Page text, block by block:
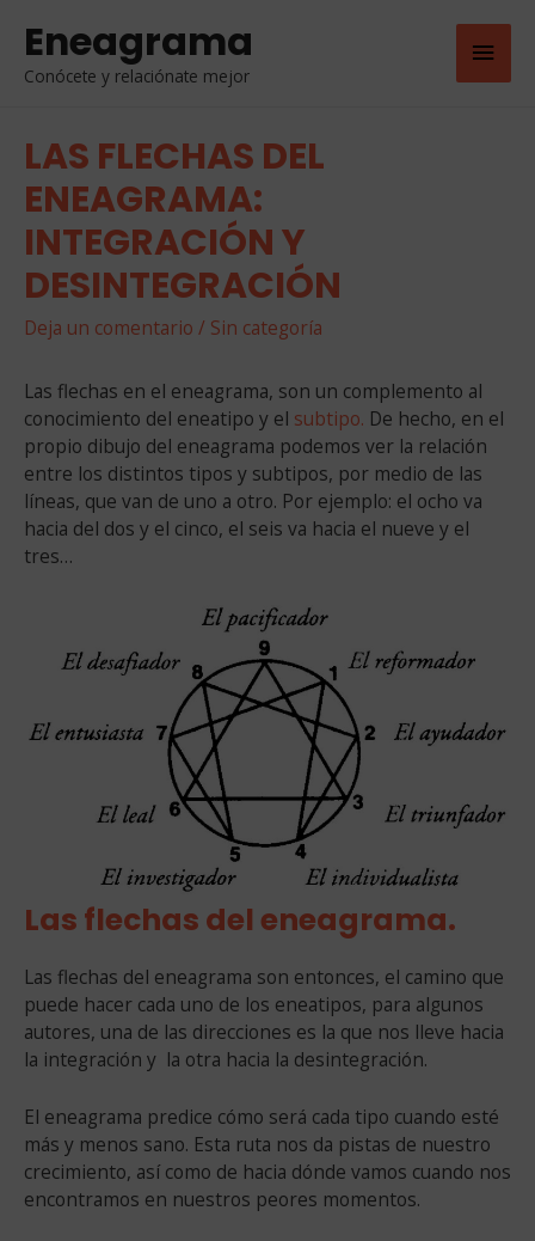
Eneagrama
Conócete y relaciónate mejor
LAS FLECHAS DEL
ENEAGRAMA:
INTEGRACIÓN Y
DESINTEGRACIÓN
Deja un comentario / Sin categoría
Las flechas en el eneagrama, son un complemento al
conocimiento del eneatipo y el subtipo. De hecho, en el
propio dibujo del eneagrama podemos ver la relación
entre los distintos tipos y subtipos, por medio de las
líneas, que van de uno a otro. Por ejemplo: el ocho va
hacia del dos y el cinco, el seis va hacia el nueve y el
tres…
Las flechas del eneagrama.
Las flechas del eneagrama son entonces, el camino que
puede hacer cada uno de los eneatipos, para algunos
autores, una de las direcciones es la que nos lleve hacia
la integración y la otra hacia la desintegración.
El eneagrama predice cómo será cada tipo cuando esté
más y menos sano. Esta ruta nos da pistas de nuestro
crecimiento, así como de hacia dónde vamos cuando nos
encontramos en nuestros peores momentos.